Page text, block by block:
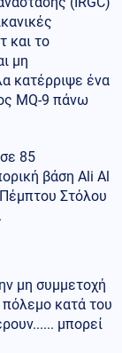
και το
μη
κατέρριψε ένα
MQ-9 πάνω
85
βάση Ali Al
Στόλου
μη συμμετοχή
κατά του
μπορεί